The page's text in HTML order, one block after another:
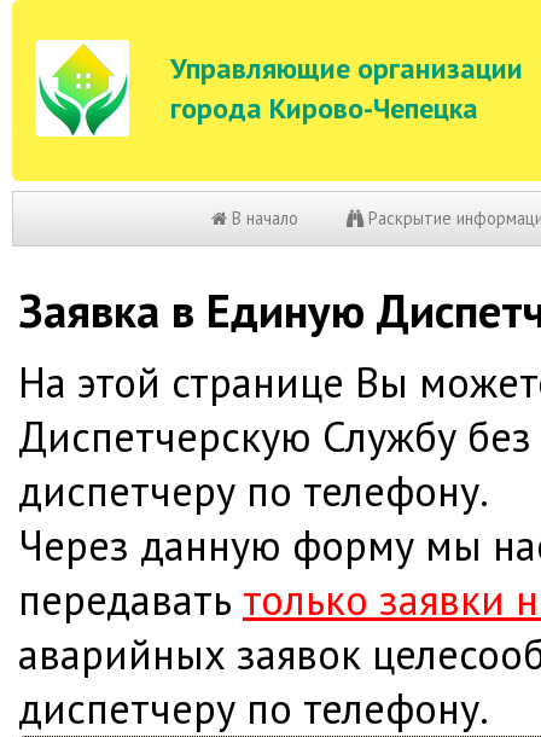
Управляющие организации
города Кирово-Чепецка
В начало Раскрытие
Заявка в Единую
На этой странице Вы
Диспетчерскую Службу
диспетчеру по телефону.
Через данную форму мы
передавать только заявки
аварийных заявок
диспетчеру по телефону.